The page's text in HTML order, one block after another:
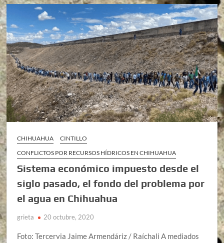
CHIHUAHUA
CINTILLO
CONFLICTOS POR RECURSOS HÍDRICOS EN CHIHUAHUA
Sistema económico impuesto desde el
siglo pasado, el fondo del problema por
el agua en Chihuahua
grieta 20 octubre, 2020
Foto: Tercervia Jaime Armendáriz / Raíchali A mediados